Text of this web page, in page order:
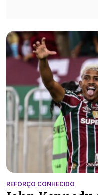
REFORÇO CONHECIDO